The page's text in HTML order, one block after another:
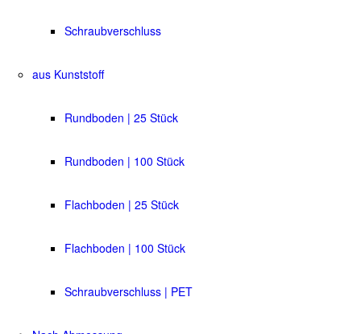
Schraubverschluss
aus Kunststoff
Rundboden | 25 Stück
Rundboden | 100 Stück
Flachboden | 25 Stück
Flachboden | 100 Stück
Schraubverschluss | PET